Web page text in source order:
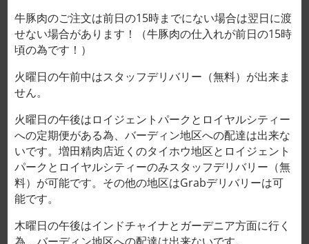
Home / PORK
Pork loin vacuum pack THĂN
HÚT CHÂN KHÔNG
28,000VND/100g
CLEAR
Pork loin vacuum pack THĂN HÚT CHÂN KHÔNG
牛豚肉のご注文は前日の15時までにない場合は翌日に渡
せない場合があります！（牛豚肉の仕入れが前日の15時
頃の為です！）
火曜日の午前中はスタッフデリバリー（無料）が出来ま
せん。
火曜日の午後はロイジェントパークとロイヤルシティー
への定期便がある為、バーディン地区への配達は出来な
いです。増田精肉店近くのタイホウ地区とロイジェント
パークとロイヤルシティーのみスタッフデリバリー（無
料）が可能です。その他の地区はGrabデリバリーは可
能です。
木曜日の午後はインドチャイナとガーデニア方面に行く